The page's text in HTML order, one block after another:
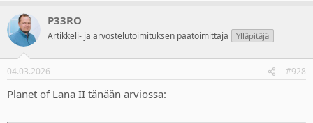
c
t
i
s
P33RO
Artikkeli- ja arvostelutoimituksen päätoimittaja Ylläpitäjä
04.03.2026 #928
Planet of Lana II tänään arviossa: